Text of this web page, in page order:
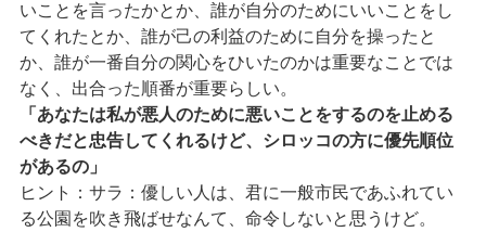
いことを言ったかとか、誰が自分のためにいいことをし
てくれたとか、誰が己の利益のために自分を操ったと
か、誰が一番自分の関心をひいたのかは重要なことでは
なく、出合った順番が重要らしい。
「あなたは私が悪人のために悪いことをするのを止める
べきだと忠告してくれるけど、 シロッコの方に優先順位
があるの」
ヒント：サラ：優しい人は、君に一般市民であふれてい
る公園を吹き飛ばせなんて、命令しないと思うけど。